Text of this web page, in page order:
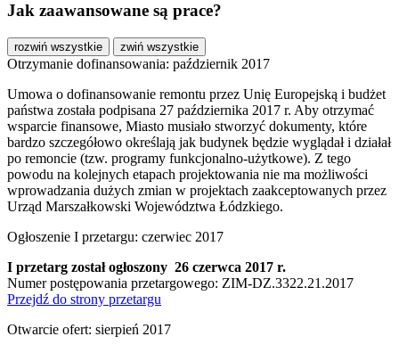
Jak zaawansowane są prace?
rozwiń wszystkie zwiń wszystkie
Otrzymanie dofinansowania: październik 2017
Umowa o dofinansowanie remontu przez Unię Europejską i budżet
państwa została podpisana 27 października 2017 r. Aby otrzymać
wsparcie finansowe, Miasto musiało stworzyć dokumenty, które
bardzo szczegółowo określają jak budynek będzie wyglądał i działał
po remoncie (tzw. programy funkcjonalno-użytkowe). Z tego
powodu na kolejnych etapach projektowania nie ma możliwości
wprowadzania dużych zmian w projektach zaakceptowanych przez
Urząd Marszałkowski Województwa Łódzkiego.
Ogłoszenie I przetargu: czerwiec 2017
I przetarg został ogłoszony 26 czerwca 2017 r.
Numer postępowania przetargowego: ZIM-DZ.3322.21.2017
Przejdź do strony przetargu
Otwarcie ofert: sierpień 2017